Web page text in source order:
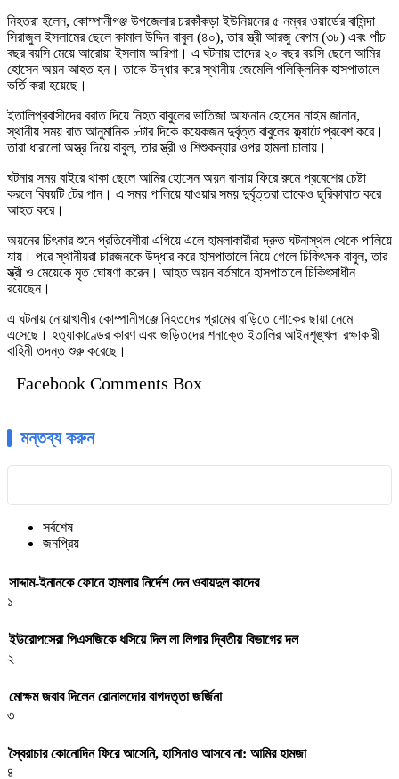
নিহতরা হলেন, কোম্পানীগঞ্জ উপজেলার চরকাঁকড়া ইউনিয়নের ৫ নম্বর ওয়ার্ডের বাসিন্দা
সিরাজুল ইসলামের ছেলে কামাল উদ্দিন বাবুল (৪০), তার স্ত্রী আরজু বেগম (৩৮) এবং পাঁচ
বছর বয়সি মেয়ে আরোয়া ইসলাম আরিশা। এ ঘটনায় তাদের ২০ বছর বয়সি ছেলে আমির
হোসেন অয়ন আহত হন। তাকে উদ্ধার করে স্থানীয় জেমেলি পলিক্লিনিক হাসপাতালে
ভর্তি করা হয়েছে।
ইতালিপ্রবাসীদের বরাত দিয়ে নিহত বাবুলের ভাতিজা আফনান হোসেন নাইম জানান,
স্থানীয় সময় রাত আনুমানিক ৮টার দিকে কয়েকজন দুর্বৃত্ত বাবুলের ফ্ল্যাটে প্রবেশ করে।
তারা ধারালো অস্ত্র দিয়ে বাবুল, তার স্ত্রী ও শিশুকন্যার ওপর হামলা চালায়।
ঘটনার সময় বাইরে থাকা ছেলে আমির হোসেন অয়ন বাসায় ফিরে রুমে প্রবেশের চেষ্টা
করলে বিষয়টি টের পান। এ সময় পালিয়ে যাওয়ার সময় দুর্বৃত্তরা তাকেও ছুরিকাঘাত করে
আহত করে।
অয়নের চিৎকার শুনে প্রতিবেশীরা এগিয়ে এলে হামলাকারীরা দ্রুত ঘটনাস্থল থেকে পালিয়ে
যায়। পরে স্থানীয়রা চারজনকে উদ্ধার করে হাসপাতালে নিয়ে গেলে চিকিৎসক বাবুল, তার
স্ত্রী ও মেয়েকে মৃত ঘোষণা করেন। আহত অয়ন বর্তমানে হাসপাতালে চিকিৎসাধীন
রয়েছেন।
এ ঘটনায় নোয়াখালীর কোম্পানীগঞ্জে নিহতদের গ্রামের বাড়িতে শোকের ছায়া নেমে
এসেছে। হত্যাকাণ্ডের কারণ এবং জড়িতদের শনাক্তে ইতালির আইনশৃঙ্খলা রক্ষাকারী
বাহিনী তদন্ত শুরু করেছে।
Facebook Comments Box
মন্তব্য করুন
সর্বশেষ
জনপ্রিয়
সাদ্দাম-ইনানকে ফোনে হামলার নির্দেশ দেন ওবায়দুল কাদের
১
ইউরোপসেরা পিএসজিকে ধসিয়ে দিল লা লিগার দ্বিতীয় বিভাগের দল
২
মোক্ষম জবাব দিলেন রোনালদোর বাগদত্তা জর্জিনা
৩
স্বৈরাচার কোনোদিন ফিরে আসেনি, হাসিনাও আসবে না: আমির হামজা
৪